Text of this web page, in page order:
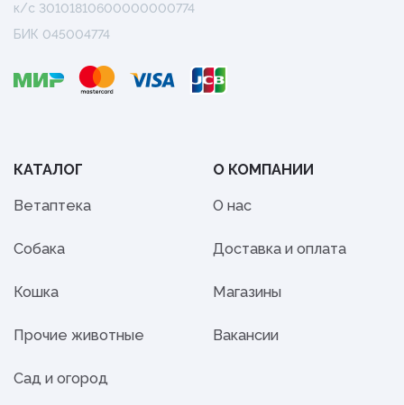
к/с 30101810600000000774
БИК 045004774
КАТАЛОГ
Ветаптека
Собака
Кошка
Прочие животные
Сад и огород
О КОМПАНИИ
О нас
Доставка и оплата
Магазины
Вакансии